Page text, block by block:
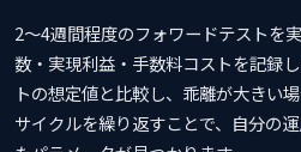
2〜4週間程度のフォワードテストを
数・実現利益・手数料コストを記録
トの想定値と比較し、乖離が大きい
サイクルを繰り返すことで、自分の